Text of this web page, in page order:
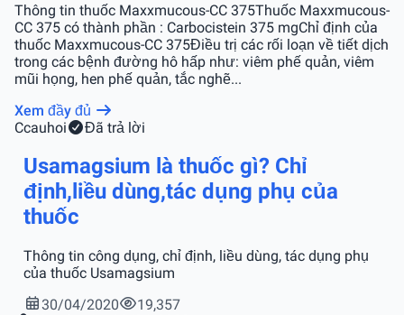
Thông tin thuốc Maxxmucous-CC 375Thuốc Maxxmucous-
CC 375 có thành phần : Carbocistein 375 mgChỉ định của
thuốc Maxxmucous-CC 375Điều trị các rối loạn về tiết dịch
trong các bệnh đường hô hấp như: viêm phế quản, viêm
mũi họng, hen phế quản, tắc nghẽ...
Xem đầy đủ
Ccauhoi Đã trả lời
Usamagsium là thuốc gì? Chỉ
định,liều dùng,tác dụng phụ của
thuốc
Thông tin công dụng, chỉ định, liều dùng, tác dụng phụ
của thuốc Usamagsium
30/04/2020
19,357